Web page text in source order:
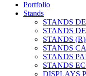
Portfolio
Stands
STANDS
STANDS
STANDS
STANDS
STANDS
STANDS
DISPLAYS